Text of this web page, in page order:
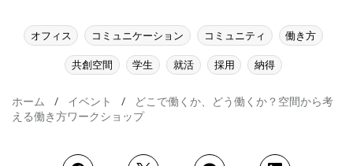
オフィス コミュニケーション コミュニティ 働き方
共創空間 学生 就活 採用 納得
ホーム イベント
どこで働くか、どう働くか？空間から考
える働き方ワークショップ